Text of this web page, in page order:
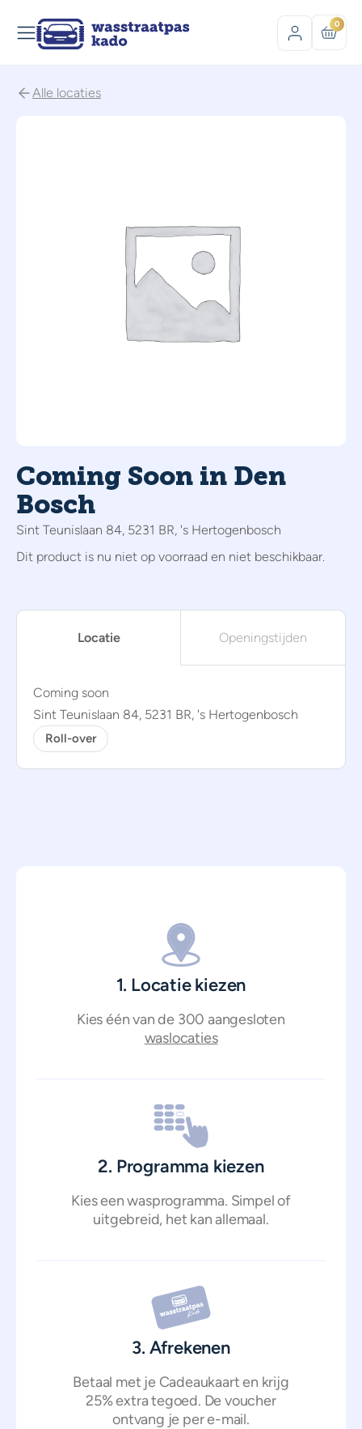
0
Alle locaties
Coming Soon in Den
Bosch
Sint Teunislaan 84, 5231 BR, 's Hertogenbosch
Dit product is nu niet op voorraad en niet beschikbaar.
Locatie Openingstijden
Coming soon
Sint Teunislaan 84, 5231 BR, 's Hertogenbosch
Roll-over
1. Locatie kiezen
Kies één van de 300 aangesloten
waslocaties
2. Programma kiezen
Kies een wasprogramma. Simpel of
uitgebreid, het kan allemaal.
3. Afrekenen
Betaal met je Cadeaukaart en krijg
25% extra tegoed. De voucher
ontvang je per e-mail.